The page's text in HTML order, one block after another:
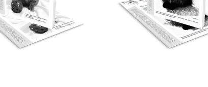
2019-2020 2019-2020